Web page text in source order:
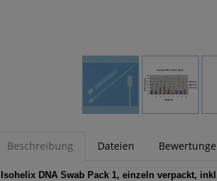
Beschreibung Dateien
Isohelix DNA Swab Pack 1, einzeln verpackt,